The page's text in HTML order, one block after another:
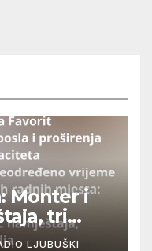
Monter i
tri
LJUBUŠKI